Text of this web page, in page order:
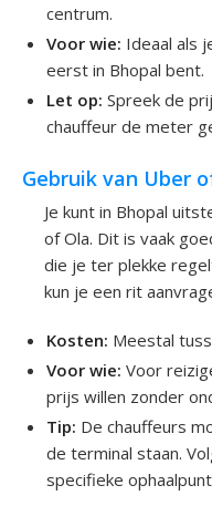
centrum.
Voor wie: Ideaal als
eerst in Bhopal bent.
Let op: Spreek de
chauffeur de meter
Gebruik van Uber
Je kunt in Bhopal
of Ola. Dit is vaak
die je ter plekke
kun je een rit
Kosten: Meestal
Voor wie: Voor
prijs willen zonder
Tip: De chauffeurs
de terminal staan.
specifieke